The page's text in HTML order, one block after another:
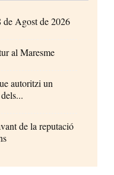
Agost de 2026
al Maresme
autoritzi un
de la reputació